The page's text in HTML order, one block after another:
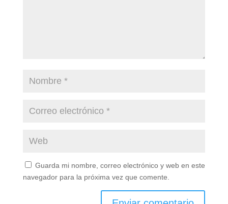
Guarda mi nombre, correo electrónico y web en este
navegador para la próxima vez que comente.